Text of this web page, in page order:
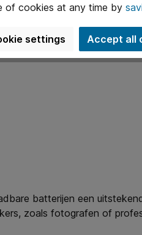
batterijen een
zoals fotografen of
of cookies at any time by
settings Accept all